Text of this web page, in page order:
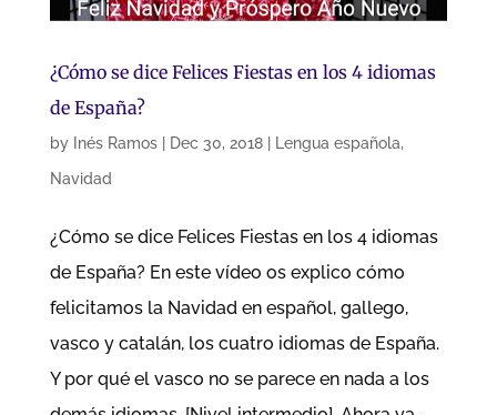
¿Cómo se dice Felices Fiestas en los 4 idiomas
de España?
by Inés Ramos| Dec 30, 2018| Lengua española,
Navidad
¿Cómo se dice Felices Fiestas en los 4 idiomas
de España? En este vídeo os explico cómo
felicitamos la Navidad en español, gallego,
vasco y catalán, los cuatro idiomas de España.
Y por qué el vasco no se parece en nada a los